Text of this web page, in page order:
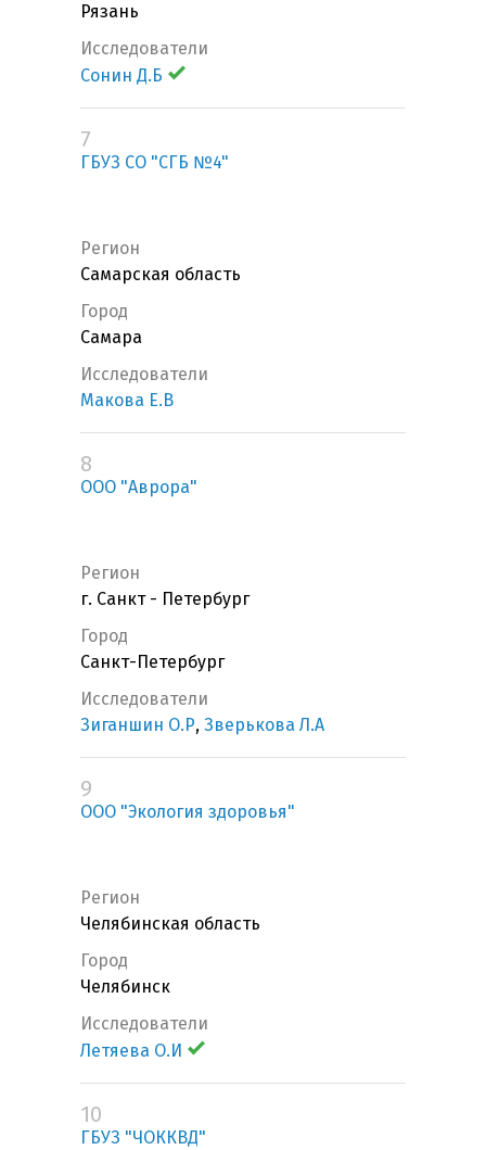
Рязань
Исследователи
Сонин Д.Б
7
ГБУЗ СО "СГБ №4"
Регион
Самарская область
Город
Самара
Исследователи
Макова Е.В
8
ООО "Аврора"
Регион
г. Санкт - Петербург
Город
Санкт-Петербург
Исследователи
Зиганшин О.Р, Зверькова Л.А
9
ООО "Экология здоровья"
Регион
Челябинская область
Город
Челябинск
Исследователи
Летяева О.И
10
ГБУЗ "ЧОККВД"